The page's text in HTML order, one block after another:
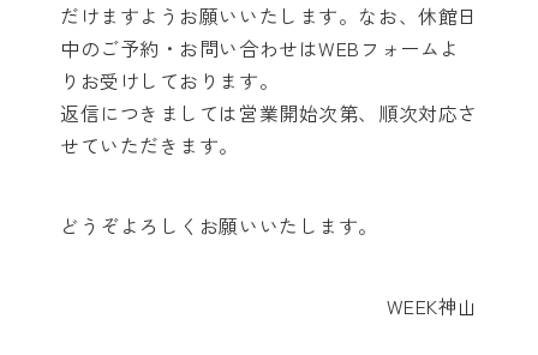
だけますようお願いいたします。なお、休館日
中のご予約・お問い合わせはWEBフォームよ
りお受けしております。
返信につきましては営業開始次第、順次対応さ
せていただきます。
どうぞよろしくお願いいたします。
WEEK神山